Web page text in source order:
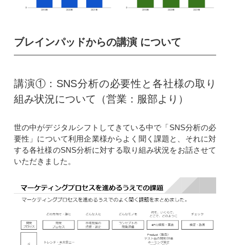
ブレインパッドからの講演 について
講演①：SNS分析の必要性と各社様の取り
組み状況について（営業：服部より）
世の中がデジタルシフトしてきている中で「SNS分析の必
要性」について利用企業様からよく聞く課題と、それに対
する各社様のSNS分析に対する取り組み状況をお話させて
いただきました。